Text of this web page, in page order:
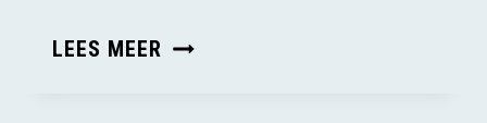
LEES MEER JANE